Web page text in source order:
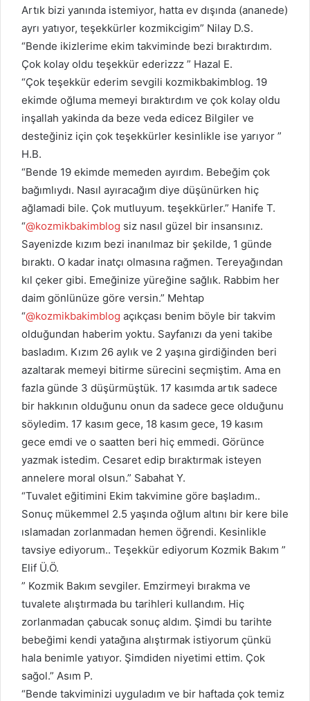
Artık bizi yanında istemiyor, hatta ev dışında (ananede)
ayrı yatıyor, teşekkürler kozmikcigim” Nilay D.S.
“Bende ikizlerime ekim takviminde bezi bıraktırdım.
Çok kolay oldu teşekkür ederizzz ” Hazal E.
“Çok teşekkür ederim sevgili kozmikbakimblog. 19
ekimde oğluma memeyi bıraktırdım ve çok kolay oldu
inşallah yakinda da beze veda edicez Bilgiler ve
desteğiniz için çok teşekkürler kesinlikle ise yarıyor ”
H.B.
“Bende 19 ekimde memeden ayırdım. Bebeğim çok
bağımlıydı. Nasıl ayıracağım diye düşünürken hiç
ağlamadi bile. Çok mutluyum. teşekkürler.” Hanife T.
“@kozmikbakimblog siz nasıl güzel bir insansınız.
Sayenizde kızım bezi inanılmaz bir şekilde, 1 günde
bıraktı. O kadar inatçı olmasına rağmen. Tereyağından
kıl çeker gibi. Emeğinize yüreğine sağlık. Rabbim her
daim gönlünüze göre versin.” Mehtap
“@kozmikbakimblog açıkçası benim böyle bir takvim
olduğundan haberim yoktu. Sayfanızı da yeni takibe
basladım. Kızım 26 aylık ve 2 yaşına girdiğinden beri
azaltarak memeyi bitirme sürecini seçmiştim. Ama en
fazla günde 3 düşürmüştük. 17 kasımda artık sadece
bir hakkının olduğunu onun da sadece gece olduğunu
söyledim. 17 kasım gece, 18 kasım gece, 19 kasım
gece emdi ve o saatten beri hiç emmedi. Görünce
yazmak istedim. Cesaret edip bıraktırmak isteyen
annelere moral olsun.” Sabahat Y.
“Tuvalet eğitimini Ekim takvimine göre başladım..
Sonuç mükemmel 2.5 yaşında oğlum altını bir kere bile
ıslamadan zorlanmadan hemen öğrendi. Kesinlikle
tavsiye ediyorum.. Teşekkür ediyorum Kozmik Bakım ”
Elif Ü.Ö.
” Kozmik Bakım sevgiler. Emzirmeyi bırakma ve
tuvalete alıştırmada bu tarihleri kullandım. Hiç
zorlanmadan çabucak sonuç aldım. Şimdi bu tarihte
bebeğimi kendi yatağına alıştırmak istiyorum çünkü
hala benimle yatıyor. Şimdiden niyetimi ettim. Çok
sağol.” Asım P.
“Bende takviminizi uyguladım ve bir haftada çok temiz